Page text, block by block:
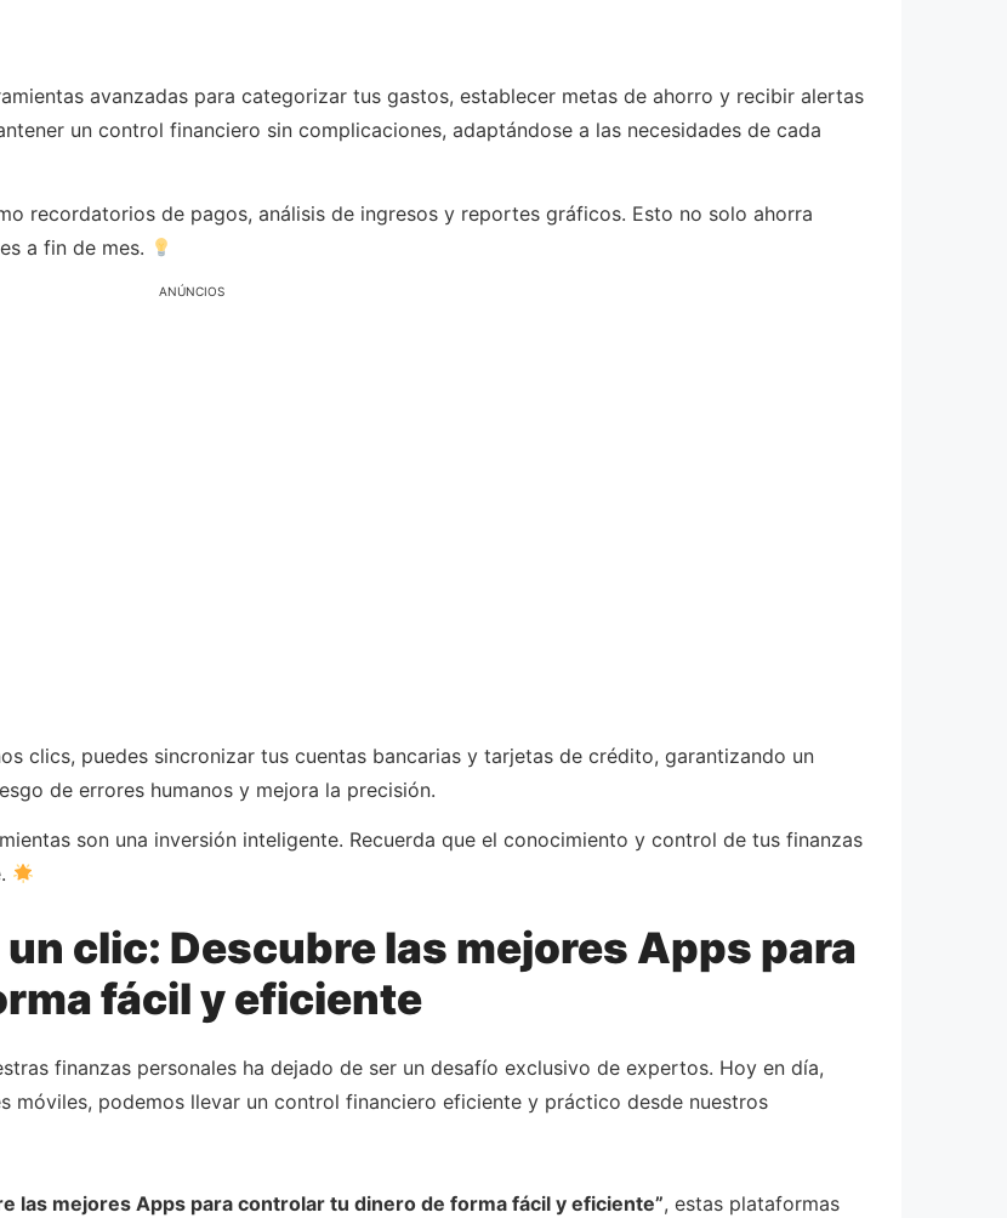
avanzadas para categorizar tus gastos, establecer metas de ahorro y recibir alertas
un control financiero sin complicaciones, adaptándose a las necesidades de cada
recordatorios de pagos, análisis de ingresos y reportes gráficos. Esto no solo ahorra
a fin de mes.
ANÚNCIOS
clics, puedes sincronizar tus cuentas bancarias y tarjetas de crédito, garantizando un
de errores humanos y mejora la precisión.
son una inversión inteligente. Recuerda que el conocimiento y control de tus finanzas
clic: Descubre las mejores Apps para
fácil y eficiente
finanzas personales ha dejado de ser un desafío exclusivo de expertos. Hoy en día,
móviles, podemos llevar un control financiero eficiente y práctico desde nuestros
las mejores Apps para controlar tu dinero de forma fácil y eficiente”, estas plataformas